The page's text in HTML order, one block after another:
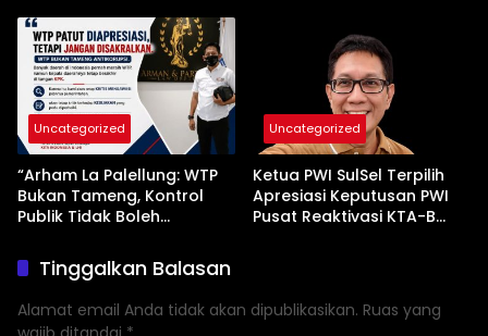
Uncategorized
“Arham La Palellung: WTP
Bukan Tameng, Kontrol
Publik Tidak Boleh
Uncategorized
Ketua PWI SulSel Terpilih
Apresiasi Keputusan PWI
Pusat Reaktivasi KTA-B
Tinggalkan Balasan
Alamat email Anda tidak akan dipublikasikan. Ruas yang